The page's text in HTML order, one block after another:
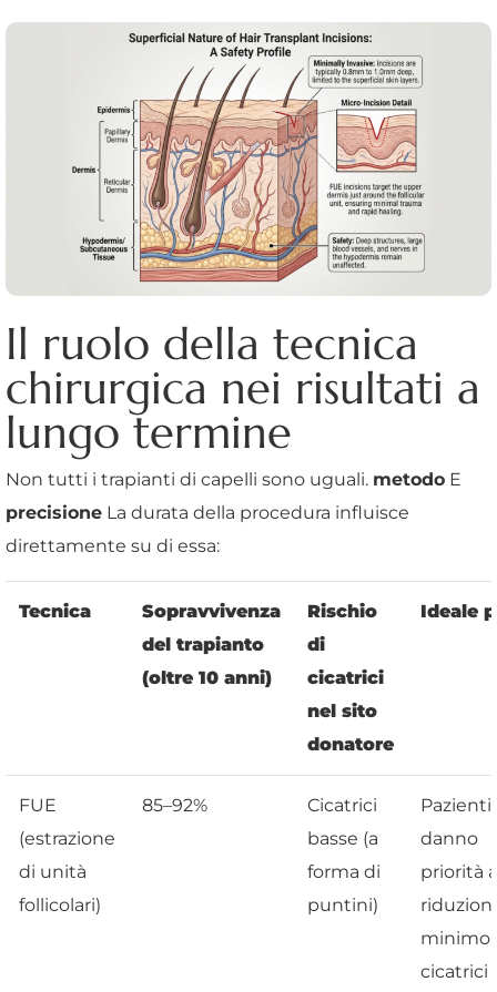
Il ruolo della tecnica
chirurgica nei risultati a
lungo termine
Non tutti i trapianti di capelli sono uguali. metodo E
precisione La durata della procedura influisce
direttamente su di essa:
Tecnica
Sopravvivenza
del trapianto
(oltre 10 anni)
Rischio
di
cicatrici
nel sito
donatore
Ideale
FUE
(estrazione
di unità
follicolari)
85–92%
Cicatrici
basse (a
forma di
puntini)
Pazienti
danno
priorità
minimo
cicatrici